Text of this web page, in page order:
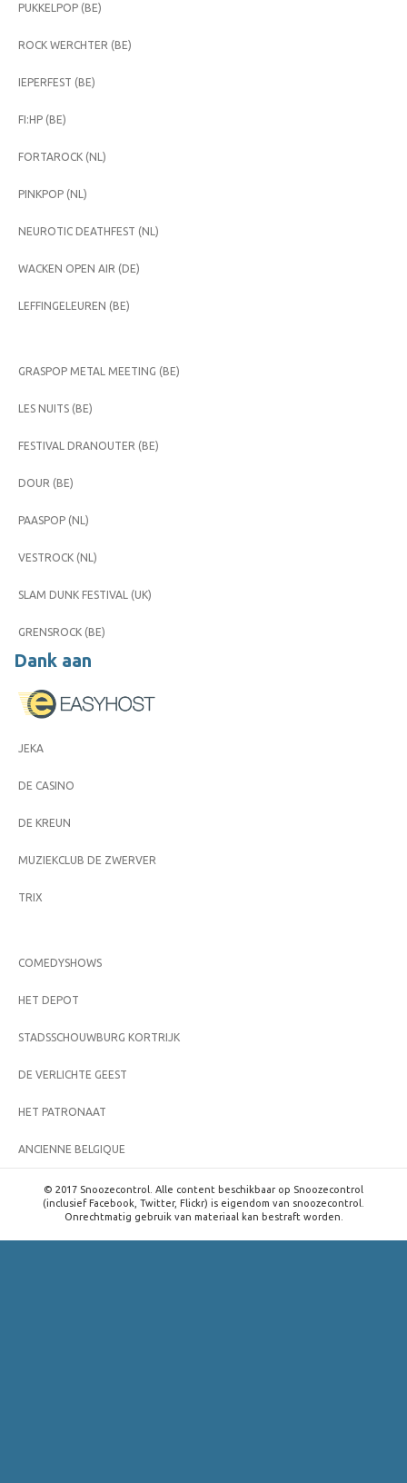
PUKKELPOP (BE)
ROCK WERCHTER (BE)
IEPERFEST (BE)
FI:HP (BE)
FORTAROCK (NL)
PINKPOP (NL)
NEUROTIC DEATHFEST (NL)
WACKEN OPEN AIR (DE)
LEFFINGELEUREN (BE)
GRASPOP METAL MEETING (BE)
LES NUITS (BE)
FESTIVAL DRANOUTER (BE)
DOUR (BE)
PAASPOP (NL)
VESTROCK (NL)
SLAM DUNK FESTIVAL (UK)
GRENSROCK (BE)
Dank aan
JEKA
DE CASINO
DE KREUN
MUZIEKCLUB DE ZWERVER
TRIX
COMEDYSHOWS
HET DEPOT
STADSSCHOUWBURG KORTRIJK
DE VERLICHTE GEEST
HET PATRONAAT
ANCIENNE BELGIQUE
© 2017 Snoozecontrol. Alle content beschikbaar op Snoozecontrol
(inclusief Facebook, Twitter, Flickr) is eigendom van snoozecontrol.
Onrechtmatig gebruik van materiaal kan bestraft worden.